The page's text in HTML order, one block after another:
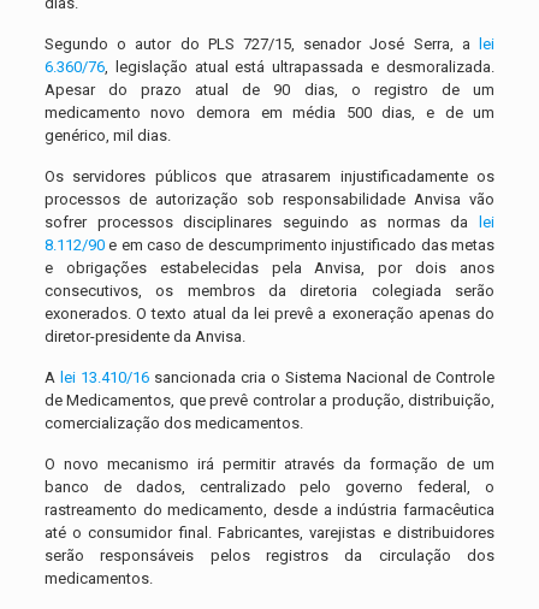
Segundo o autor do PLS 727/15, senador José Serra, a
lei
6.360/76, legislação atual está ultrapassada e desmoralizada.
Apesar do prazo atual de 90 dias, o registro de um
medicamento novo demora em média 500 dias, e de um
genérico, mil dias.
Os servidores públicos que atrasarem injustificadamente os
processos de autorização sob responsabilidade Anvisa vão
sofrer processos disciplinares seguindo as normas da
lei
8.112/90e em caso de descumprimento injustificado das metas
e obrigações estabelecidas pela Anvisa, por dois anos
consecutivos, os membros da diretoria colegiada serão
exonerados. O texto atual da lei prevê a exoneração apenas do
diretor-presidente da Anvisa.
A lei 13.410/16sancionada cria o Sistema Nacional de Controle
de Medicamentos, que prevê controlar a produção, distribuição,
comercialização dos medicamentos.
O novo mecanismo irá permitir através da formação de um
banco de dados, centralizado pelo governo federal, o
rastreamento do medicamento, desde a indústria farmacêutica
até o consumidor final. Fabricantes, varejistas e distribuidores
serão responsáveis pelos registros da circulação dos
medicamentos.